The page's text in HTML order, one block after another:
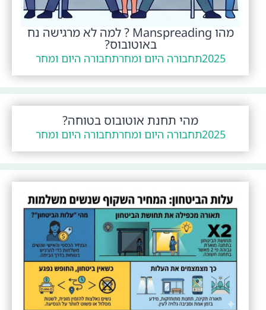
מהו Manspreading ? למה לא מרגישה נח
באוטובוס?
2025תחבורה היום ומחרתחבורה היום ומחר
מהי תחנת אוטובוס בטוחה?
2025תחבורה היום ומחרתחבורה היום ומחר